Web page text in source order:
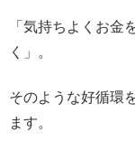
「気持ちよくお金
く」。
そのような好循環
ます。